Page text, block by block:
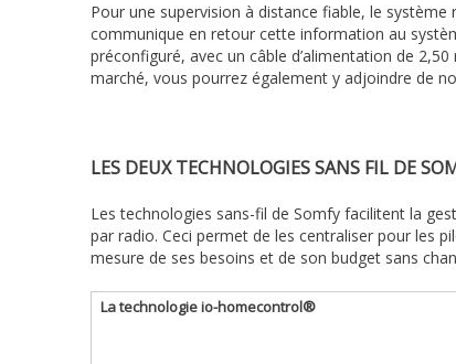
Pour une supervision à distance fiable, le
communique en retour cette information au
préconfiguré, avec un câble d’alimentation de
marché, vous pourrez également y adjoindre de
LES DEUX TECHNOLOGIES SANS FIL DE
Les technologies sans-fil de Somfy facilitent la
par radio. Ceci permet de les centraliser pour les
mesure de ses besoins et de son budget sans
La technologie io-homecontrol®